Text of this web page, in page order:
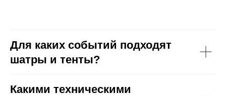
Для каких событий подходят
шатры и тенты?
Какими техническими